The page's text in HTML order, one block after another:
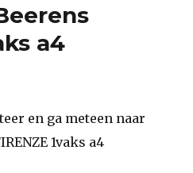
LAVARO
a4
en ga meteen naar
1vaks a4